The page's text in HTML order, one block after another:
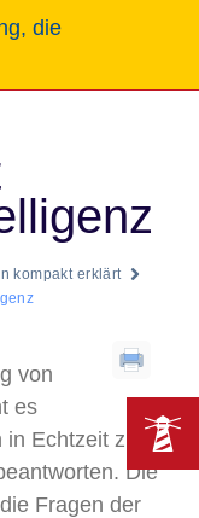
kompakt erklärt
von
es
Echtzeit zu
Die
Fragen der